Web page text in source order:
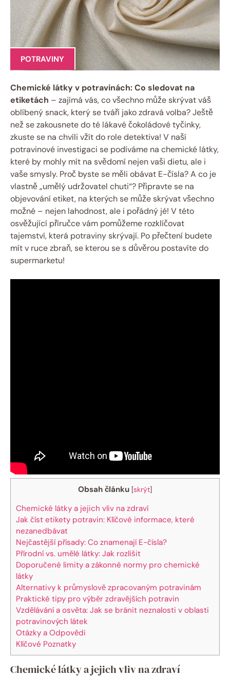
POTRAVINY
Chemické látky v potravinách: Co sledovat na
etiketách – zajímá vás, co všechno může skrývat váš
oblíbený snack, který se tváří jako zdravá volba? Ještě
než se zakousnete do té lákavé čokoládové tyčinky,
zkuste se na chvíli vžít do role detektiva! V naší
potravinové investigaci se podíváme na chemické látky,
které by mohly mít na svědomí nejen vaši dietu, ale i
vaše smysly. Proč byste se měli obávat E-čísla? A co je
vlastně „umělý udržovatel chuti“? Připravte se na
objevování etiket, na kterých se může skrývat všechno
možné – nejen lahodnost, ale i pořádný jé! V této
osvěžující příručce vám pomůžeme rozklíčovat
tajemství, která potraviny skrývají. Po přečtení budete
mít v ruce zbraň, se kterou se s důvěrou postavíte do
supermarketu!
Obsah článku [skrýt]
Chemické látky a jejich vliv na zdraví
Jak číst etikety potravin: Klíčové informace, které
nezanedbávat
Nejčastější přísady: Co znamenají E-čísla?
Přírodní vs. umělé látky: Jak rozlišit
Doporučené limity a zákonné normy pro chemické
látky
Alternativy k průmyslově zpracovaným potravinám
Praktické tipy pro výběr zdravějších potravin
Vzdělávání a osvěta: Jak se bránit neznalosti v oblasti
potravinových látek
Otázky a Odpovědi
Klíčové Poznatky
Chemické látky a jejich vliv na zdraví